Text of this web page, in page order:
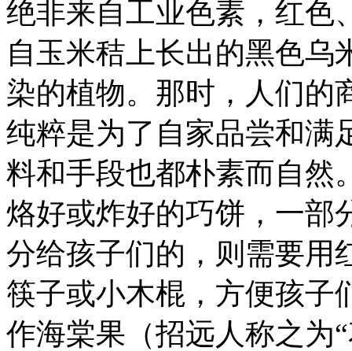
绝非来自工业色素，红色
自玉米秸上长出的黑色乌
染的植物。那时，人们的
纯粹是为了自家品尝和满
料和手段也都朴素而自然
烙好或炸好的巧饼，一部
分给孩子们的，则需要用
筷子或小木棍，方便孩子
作海棠果（招远人称之为